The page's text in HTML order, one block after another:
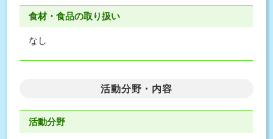
食材・食品の取り扱い
なし
活動分野・内容
活動分野